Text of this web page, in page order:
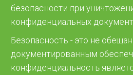
безопасности при
конфиденциальных
Безопасность - это не
документированным
конфиденциальность